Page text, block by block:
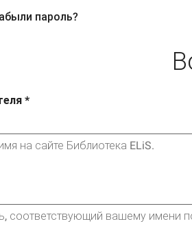
пароль?
*
на сайте Библиотека ELiS.
соответствующий вашему имени